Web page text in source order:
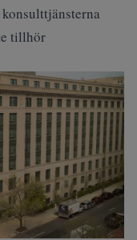
tillhör